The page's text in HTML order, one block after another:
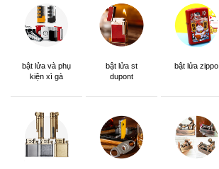
bật lửa và phụ
kiện xì gà
bật lửa st
dupont
bật lửa zippo